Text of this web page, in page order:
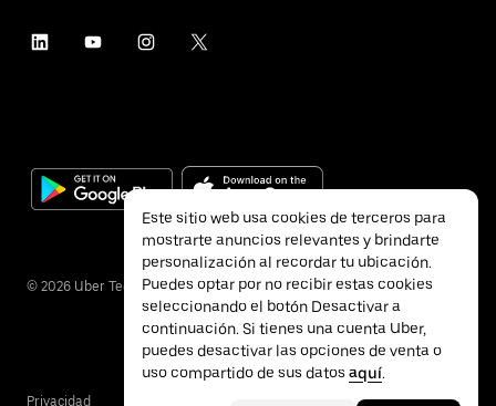
© 2026 Uber Technologies Inc.
Privacidad
Este sitio web usa cookies de terceros para
mostrarte anuncios relevantes y brindarte
personalización al recordar tu ubicación.
Puedes optar por no recibir estas cookies
seleccionando el botón Desactivar a
continuación. Si tienes una cuenta Uber,
puedes desactivar las opciones de venta o
uso compartido de sus datos aquí.